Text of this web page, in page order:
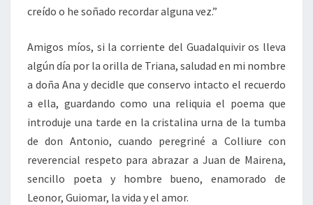
creído o he soñado recordar alguna vez.”
Amigos míos, si la corriente del Guadalquivir os lleva
algún día por la orilla de Triana, saludad en mi nombre
a doña Ana y decidle que conservo intacto el recuerdo
a ella, guardando como una reliquia el poema que
introduje una tarde en la cristalina urna de la tumba
de don Antonio, cuando peregriné a Colliure con
reverencial respeto para abrazar a Juan de Mairena,
sencillo poeta y hombre bueno, enamorado de
Leonor, Guiomar, la vida y el amor.